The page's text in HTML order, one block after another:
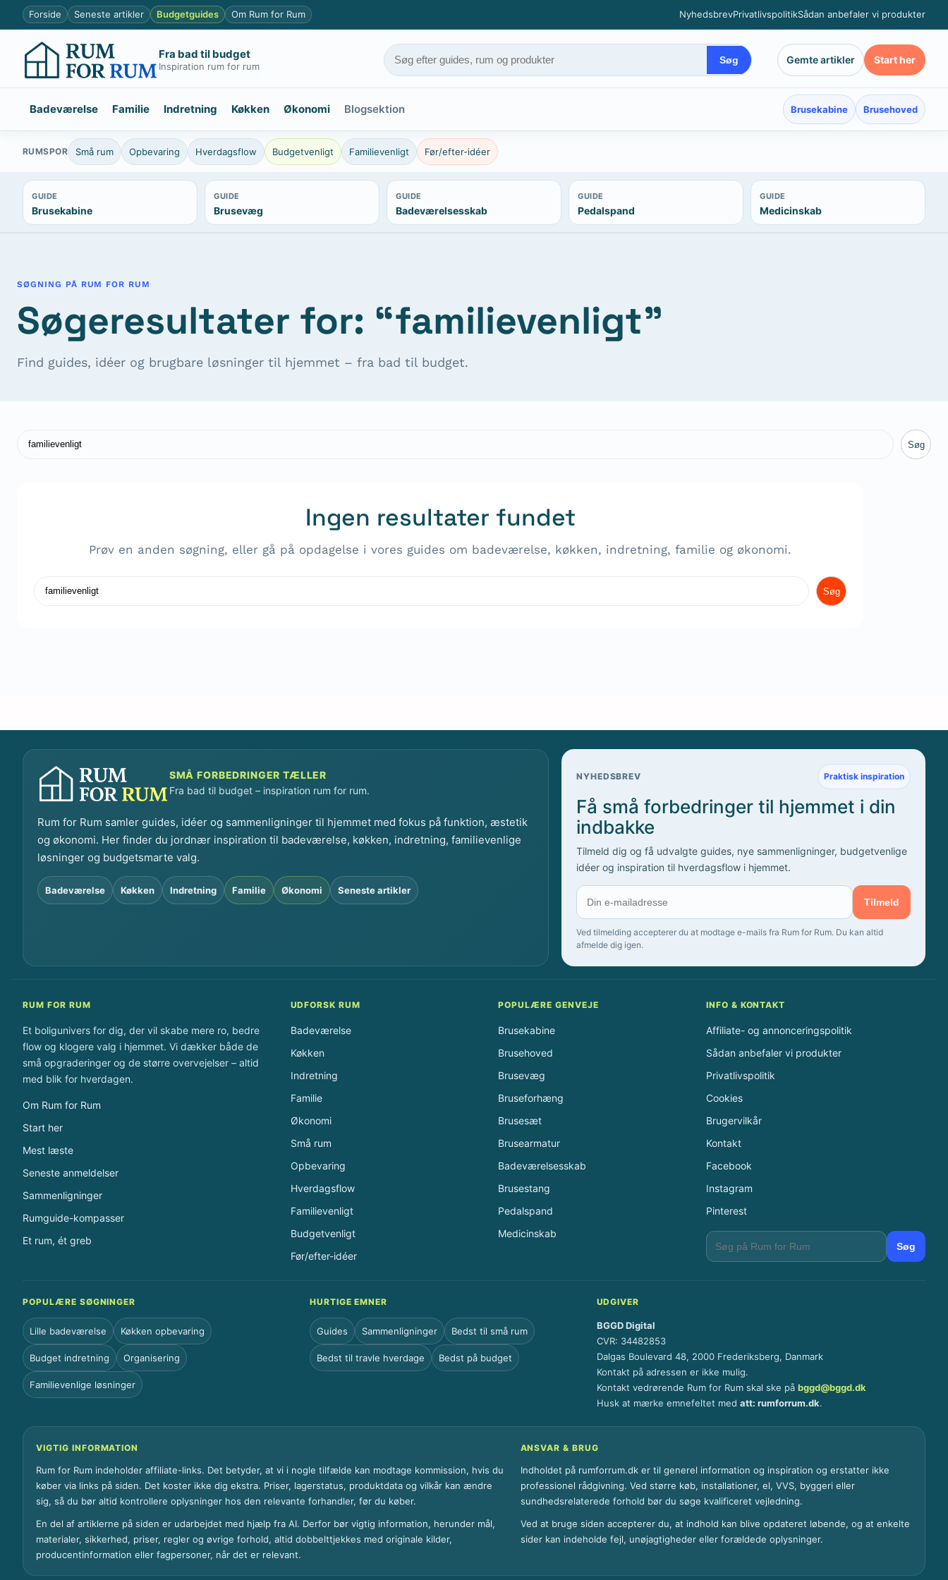
Spring
indhold
Forside Seneste artikler Budgetguides Om Rum for Rum NyhedsbrevPrivatlivspolitikSådan anbefaler vi produkter
Fra bad til budget
Inspiration rum for rum
Søg Gemte artikler Start her
Badeværelse Familie Indretning Køkken Økonomi Blogsektion Brusekabine Brusehoved
RUMSPOR Små rum Opbevaring Hverdagsflow Budgetvenligt Familievenligt Før/efter-idéer
GUIDE
Brusekabine
GUIDE
Brusevæg
GUIDE
Badeværelsesskab
GUIDE
Pedalspand
GUIDE
Medicinskab
SØGNING PÅ RUM FOR RUM
Søgeresultater for: “familievenligt”
Find guides, idéer og brugbare løsninger til hjemmet – fra bad til budget.
Søg
Søg
Ingen resultater fundet
Prøv en anden søgning, eller gå på opdagelse i vores guides om badeværelse, køkken, indretning, familie og økonomi.
Søg
Søg
SMÅ FORBEDRINGER TÆLLER
Fra bad til budget – inspiration rum for rum.
Rum for Rum samler guides, idéer og sammenligninger til hjemmet med fokus på funktion, æstetik
og økonomi. Her finder du jordnær inspiration til badeværelse, køkken, indretning, familievenlige
løsninger og budgetsmarte valg.
Badeværelse Køkken Indretning Familie Økonomi Seneste artikler
NYHEDSBREV Praktisk inspiration
Få små forbedringer til hjemmet i din
indbakke
Tilmeld dig og få udvalgte guides, nye sammenligninger, budgetvenlige
idéer og inspiration til hverdagsflow i hjemmet.
Tilmeld
Ved tilmelding accepterer du at modtage e-mails fra Rum for Rum. Du kan altid
afmelde dig igen.
RUM FOR RUM
Et boligunivers for dig, der vil skabe mere ro, bedre
flow og klogere valg i hjemmet. Vi dækker både de
små opgraderinger og de større overvejelser – altid
med blik for hverdagen.
Om Rum for Rum
Start her
Mest læste
Seneste anmeldelser
Sammenligninger
Rumguide-kompasser
Et rum, ét greb
UDFORSK RUM
Badeværelse
Køkken
Indretning
Familie
Økonomi
Små rum
Opbevaring
Hverdagsflow
Familievenligt
Budgetvenligt
Før/efter-idéer
POPULÆRE GENVEJE
Brusekabine
Brusehoved
Brusevæg
Bruseforhæng
Brusesæt
Brusearmatur
Badeværelsesskab
Brusestang
Pedalspand
Medicinskab
INFO & KONTAKT
Affiliate- og annonceringspolitik
Sådan anbefaler vi produkter
Privatlivspolitik
Cookies
Brugervilkår
Kontakt
Facebook
Instagram
Pinterest
Søg
POPULÆRE SØGNINGER
Lille badeværelse Køkken opbevaring
Budget indretning Organisering
Familievenlige løsninger
HURTIGE EMNER
Guides Sammenligninger Bedst til små rum
Bedst til travle hverdage Bedst på budget
UDGIVER
BGGD Digital
CVR: 34482853
Dalgas Boulevard 48, 2000 Frederiksberg, Danmark
Kontakt på adressen er ikke mulig.
Kontakt vedrørende Rum for Rum skal ske på bggd@bggd.dk
Husk at mærke emnefeltet med att: rumforrum.dk.
VIGTIG INFORMATION
Rum for Rum indeholder affiliate-links. Det betyder, at vi i nogle tilfælde kan modtage kommission, hvis du
køber via links på siden. Det koster ikke dig ekstra. Priser, lagerstatus, produktdata og vilkår kan ændre
sig, så du bør altid kontrollere oplysninger hos den relevante forhandler, før du køber.
En del af artiklerne på siden er udarbejdet med hjælp fra AI. Derfor bør vigtig information, herunder mål,
materialer, sikkerhed, priser, regler og øvrige forhold, altid dobbelttjekkes med originale kilder,
producentinformation eller fagpersoner, når det er relevant.
ANSVAR & BRUG
Indholdet på rumforrum.dk er til generel information og inspiration og erstatter ikke
professionel rådgivning. Ved større køb, installationer, el, VVS, byggeri eller
sundhedsrelaterede forhold bør du søge kvalificeret vejledning.
Ved at bruge siden accepterer du, at indhold kan blive opdateret løbende, og at enkelte
sider kan indeholde fejl, unøjagtigheder eller forældede oplysninger.